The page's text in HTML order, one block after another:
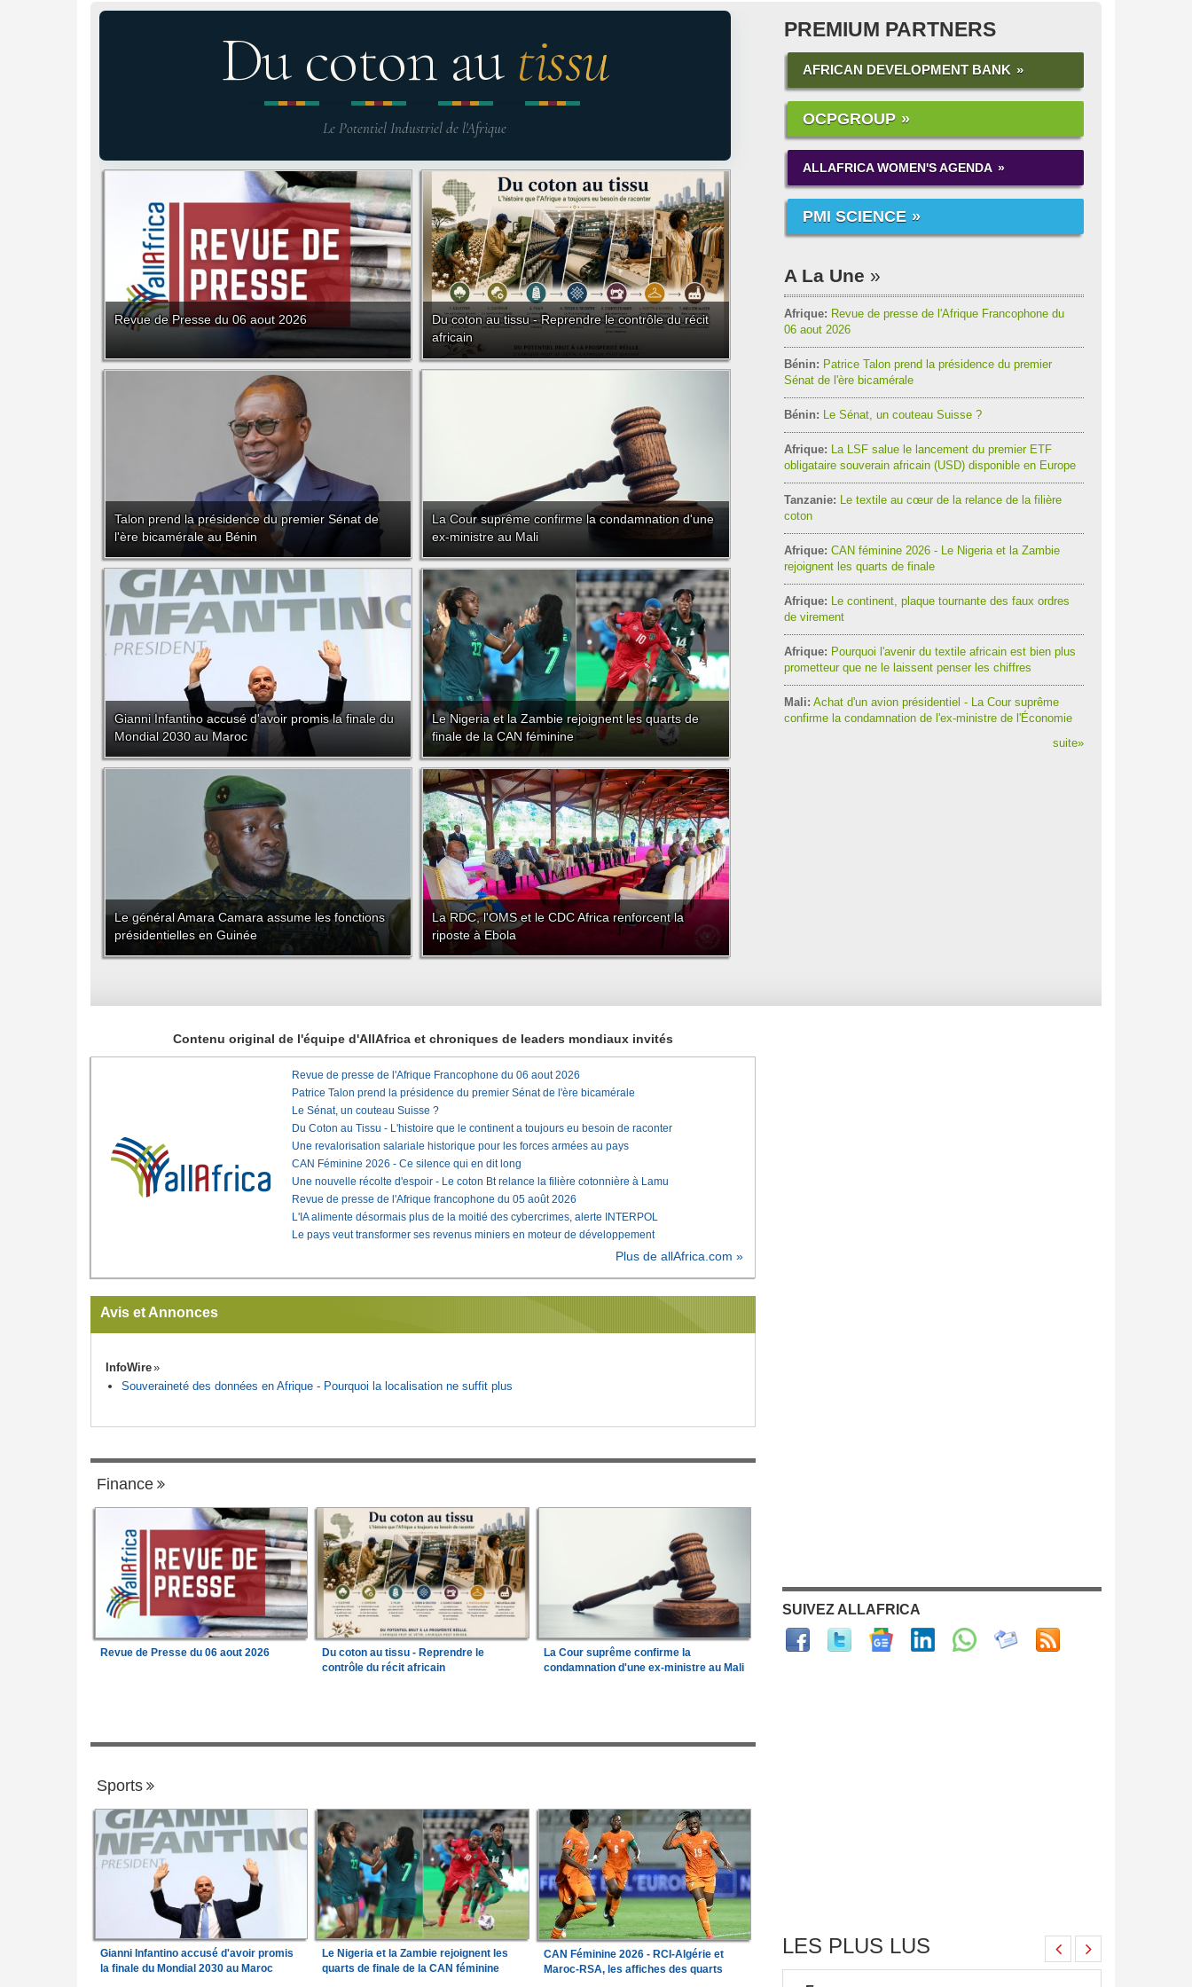
Du coton au tissu
Le Potentiel Industriel de l'Afrique
Revue de Presse du 06 aout 2026
Du coton au tissu - Reprendre le contrôle du récit
africain
Talon prend la présidence du premier Sénat de
l'ère bicamérale au Bénin
La Cour suprême confirme la condamnation d'une
ex-ministre au Mali
Gianni Infantino accusé d'avoir promis la finale du
Mondial 2030 au Maroc
Le Nigeria et la Zambie rejoignent les quarts de
finale de la CAN féminine
Le général Amara Camara assume les fonctions
présidentielles en Guinée
La RDC, l'OMS et le CDC Africa renforcent la
riposte à Ebola
PREMIUM PARTNERS
AFRICAN DEVELOPMENT BANK
OCPGROUP
ALLAFRICA WOMEN'S AGENDA
PMI SCIENCE
A La Une
Afrique: Revue de presse de l'Afrique Francophone du
06 aout 2026
Bénin: Patrice Talon prend la présidence du premier
Sénat de l'ère bicamérale
Bénin: Le Sénat, un couteau Suisse ?
Afrique: La LSF salue le lancement du premier ETF
obligataire souverain africain (USD) disponible en Europe
Tanzanie: Le textile au cœur de la relance de la filière
coton
Afrique: CAN féminine 2026 - Le Nigeria et la Zambie
rejoignent les quarts de finale
Afrique: Le continent, plaque tournante des faux ordres
de virement
Afrique: Pourquoi l'avenir du textile africain est bien plus
prometteur que ne le laissent penser les chiffres
Mali: Achat d'un avion présidentiel - La Cour suprême
confirme la condamnation de l'ex-ministre de l'Économie
suite»
Contenu original de l'équipe d'AllAfrica et chroniques de leaders mondiaux invités
Revue de presse de l'Afrique Francophone du 06 aout 2026
Patrice Talon prend la présidence du premier Sénat de l'ère bicamérale
Le Sénat, un couteau Suisse ?
Du Coton au Tissu - L'histoire que le continent a toujours eu besoin de raconter
Une revalorisation salariale historique pour les forces armées au pays
CAN Féminine 2026 - Ce silence qui en dit long
Une nouvelle récolte d'espoir - Le coton Bt relance la filière cotonnière à Lamu
Revue de presse de l'Afrique francophone du 05 août 2026
L'IA alimente désormais plus de la moitié des cybercrimes, alerte INTERPOL
Le pays veut transformer ses revenus miniers en moteur de développement
Plus de allAfrica.com »
Avis et Annonces
InfoWire
Souveraineté des données en Afrique - Pourquoi la localisation ne suffit plus
Finance
Revue de Presse du 06 aout 2026
Du coton au tissu - Reprendre le
contrôle du récit africain
La Cour suprême confirme la
condamnation d'une ex-ministre au Mali
Sports
Gianni Infantino accusé d'avoir promis
la finale du Mondial 2030 au Maroc
Le Nigeria et la Zambie rejoignent les
quarts de finale de la CAN féminine
CAN Féminine 2026 - RCI-Algérie et
Maroc-RSA, les affiches des quarts
SUIVEZ ALLAFRICA
LES PLUS LUS